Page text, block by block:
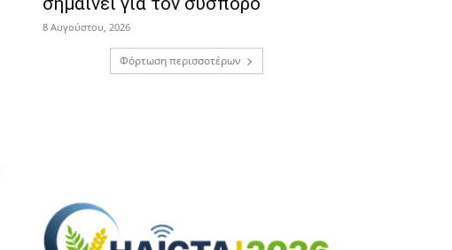
8 Αυγούστου, 2026
Φόρτωση περισσοτέρων